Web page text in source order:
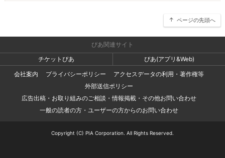
ページの先頭へ
ぴあ関連サイト
チケットぴあ
ぴあ(アプリ&Web)
会社案内
プライバシーポリシー
アクセスデータの利用・著作権等
外部送信ポリシー
広告出稿・お取り組みのご相談・情報掲載・その他お問い合わせ
一般の読者の方・ユーザーの方からのお問い合わせ
Copyright (C) PIA Corporation. All Rights Reserved.